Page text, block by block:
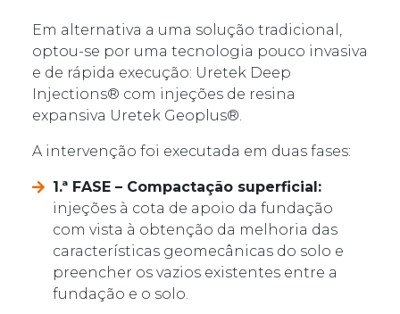
Em alternativa a uma solução tradicional,
optou-se por uma tecnologia pouco invasiva
e de rápida execução: Uretek Deep
Injections® com injeções de resina
expansiva Uretek Geoplus®.
A intervenção foi executada em duas fases:
1.ª FASE – Compactação superficial:
injeções à cota de apoio da fundação
com vista à obtenção da melhoria das
características geomecânicas do solo e
preencher os vazios existentes entre a
fundação e o solo.